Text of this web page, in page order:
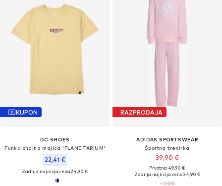
KUPON
DC SHOES
Funkcionalna majica 'PLANETARIUM'
22,41 €
Zadnja najnižja cena24,90 €
RAZPRODAJA
ADIDAS SPORTSWEAR
Športna trenirka
39,90 €
Prvotno: 49,90 €
Zadnja najnižja cena34,90 €